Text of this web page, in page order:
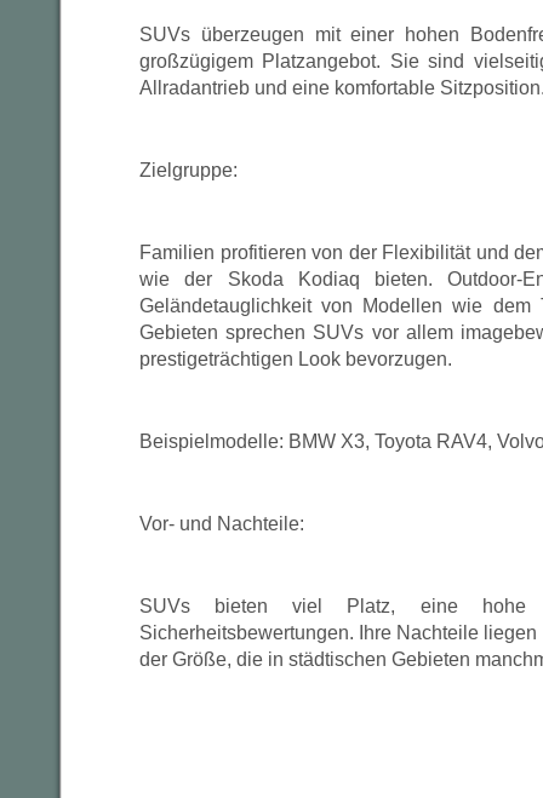
SUVs überzeugen mit einer hohen
großzügigem Platzangebot. Sie sind
Allradantrieb und eine komfortable
Zielgruppe:
Familien profitieren von der Flexibilität und
wie der Skoda Kodiaq bieten. Outdoor-
Geländetauglichkeit von Modellen wie dem
Gebieten sprechen SUVs vor allem
prestigeträchtigen Look bevorzugen.
Beispielmodelle: BMW X3, Toyota RAV4,
Vor- und Nachteile:
SUVs bieten viel Platz, eine hohe
Sicherheitsbewertungen. Ihre Nachteile
der Größe, die in städtischen Gebieten